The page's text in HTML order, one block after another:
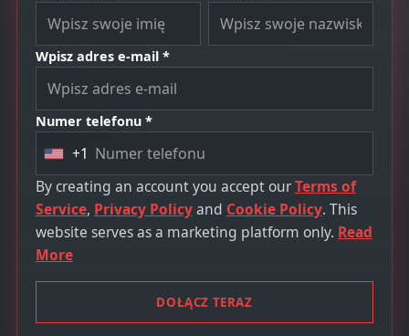
Wpisz adres e-mail *
Numer telefonu *
U
n
i
t
e
t
+1
By creating an account you accept ourTerms of
Service, Privacy Policyand Cookie Policy. This
website serves as a marketing platform only. Read
More
DOŁĄCZ TERAZ